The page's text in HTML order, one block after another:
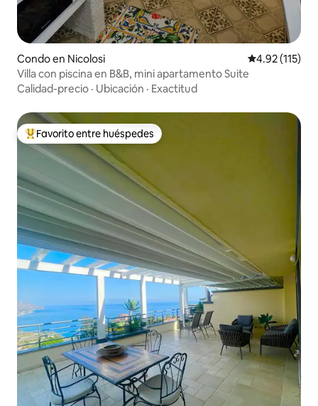
Condo en Nicolosi Calificación
4.92 (115)
Villa con piscina en B&B, mini apartamento Suite
Calidad-precio · Ubicación · Exactitud
Favorito entre huéspedes preferido
Favorito entre huéspedes